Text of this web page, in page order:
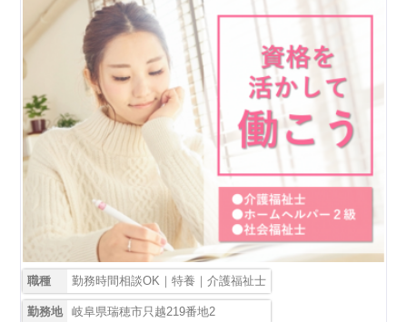
職種 勤務時間相談OK｜特養｜介護福祉士
勤務地 岐阜県瑞穂市只越219番地2